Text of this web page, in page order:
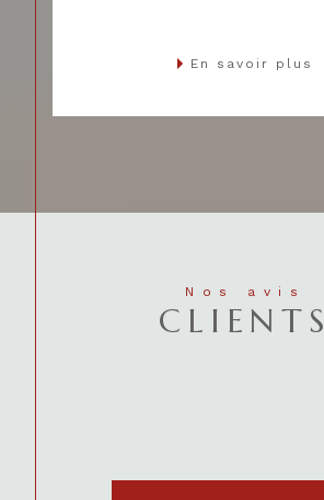
En savoir plus
Nos avis
CLIENTS